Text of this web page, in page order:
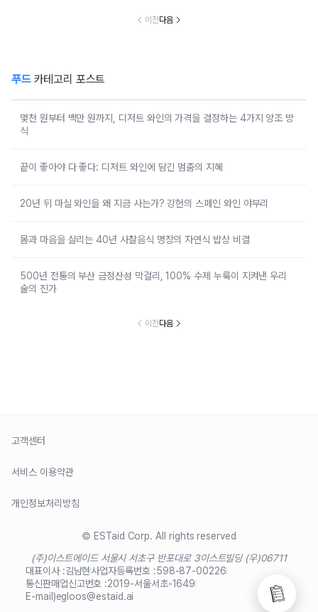
이전다음
푸드카테고리 포스트
몇천 원부터 백만 원까지, 디저트 와인의 가격을 결정하는 4가지 양조 방
식
끝이 좋아야 다 좋다: 디저트 와인에 담긴 멈춤의 지혜
20년 뒤 마실 와인을 왜 지금 사는가? 강헌의 스페인 와인 야부리
몸과 마음을 살리는 40년 사찰음식 명장의 자연식 밥상 비결
500년 전통의 부산 금정산성 막걸리, 100% 수제 누룩이 지켜낸 우리
술의 진가
이전다음
고객센터
서비스 이용약관
개인정보처리방침
© ESTaid Corp. All rights reserved
(주)이스트에이드 서울시 서초구 반포대로 3이스트빌딩 (우)06711
대표이사 :김남현사업자등록번호 :598-87-00226
통신판매업신고번호 :2019-서울서초-1649
E-mail)egloos@estaid.ai